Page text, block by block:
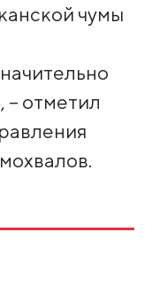
чумы
– отметил